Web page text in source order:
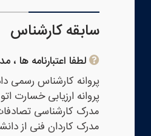
سابقه کارشناس
لطفا اعتبارنامه
پروانه کارشناس رسمی
پروانه ارزیابی خسارت
مدرک کارشناسی
مدرک کاردان فنی از